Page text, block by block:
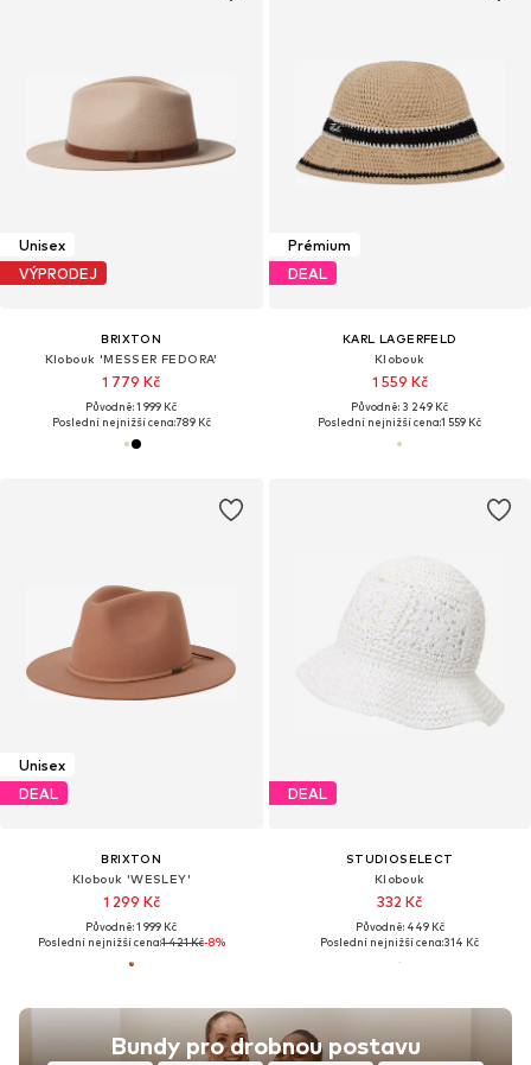
Unisex
VÝPRODEJ
BRIXTON
Klobouk 'MESSER FEDORA'
1 779 Kč
Původně: 1 999 Kč
Poslední nejnižší cena:789 Kč
Prémium
DEAL
KARL LAGERFELD
Klobouk
1 559 Kč
Původně: 3 249 Kč
Poslední nejnižší cena:1 559 Kč
Unisex
DEAL
BRIXTON
Klobouk 'WESLEY'
1 299 Kč
Původně: 1 999 Kč
Poslední nejnižší cena:1 421 Kč-8%
DEAL
STUDIOSELECT
Klobouk
332 Kč
Původně: 449 Kč
Poslední nejnižší cena:314 Kč
Bundy pro drobnou postavu